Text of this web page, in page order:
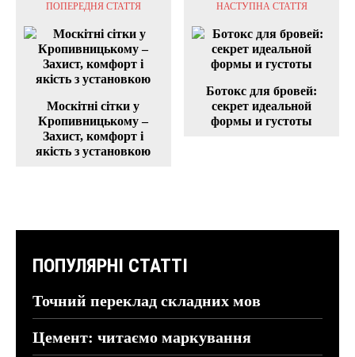
ПОПЕРЕДНЯ СТАТТЯ
Москітні сітки у
Кропивницькому –
Захист, комфорт і
якість з установкою
НАСТУПНА СТАТТЯ
Ботокс для бровей:
секрет идеальной
формы и густоты
ПОПУЛЯРНІ СТАТТІ
Точний переклад складних мов
Цемент: читаємо маркування